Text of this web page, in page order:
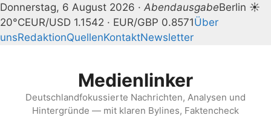
Donnerstag, 6 August 2026 · AbendausgabeBerlin ☀
20°CEUR/USD 1.1542 · EUR/GBP 0.8571Über
unsRedaktionQuellenKontaktNewsletter
Medienlinker
Deutschlandfokussierte Nachrichten, Analysen und
Hintergründe — mit klaren Bylines, Faktencheck